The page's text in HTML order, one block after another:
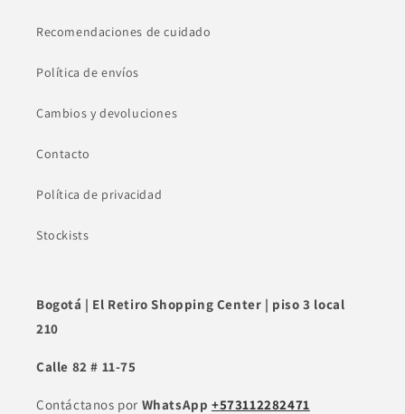
Recomendaciones de cuidado
Política de envíos
Cambios y devoluciones
Contacto
Política de privacidad
Stockists
Bogotá | El Retiro Shopping Center | piso 3 local
210
Calle 82 # 11-75
Contáctanos por WhatsApp+573112282471